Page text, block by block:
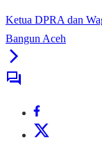
Ketua DPRA dan
Bangun Aceh